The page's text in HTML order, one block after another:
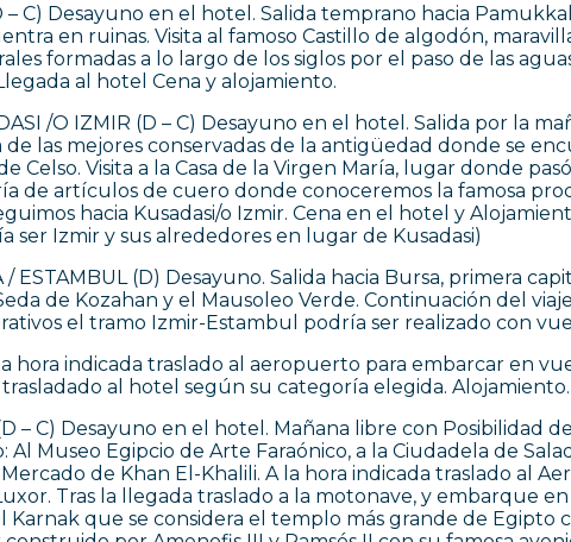
– C) Desayuno en el hotel. Salida temprano hacia
en ruinas. Visita al famoso Castillo de algodón,
formadas a lo largo de los siglos por el paso de las
al hotel Cena y alojamiento.
/O IZMIR (D – C) Desayuno en el hotel. Salida por la
las mejores conservadas de la antigüedad donde se
Celso. Visita a la Casa de la Virgen María, lugar donde
de artículos de cuero donde conoceremos la famosa
hacia Kusadasi/o Izmir. Cena en el hotel y
Izmir y sus alrededores en lugar de Kusadasi)
/ ESTAMBUL (D) Desayuno. Salida hacia Bursa, primera
de Kozahan y el Mausoleo Verde. Continuación del
el tramo Izmir-Estambul podría ser realizado con
la hora indicada traslado al aeropuerto para embarcar en
trasladado al hotel según su categoría elegida. Alojamiento.
(D – C) Desayuno en el hotel. Mañana libre con Posibilidad
Al Museo Egipcio de Arte Faraónico, a la Ciudadela de
de Khan El-Khalili. A la hora indicada traslado al
Tras la llegada traslado a la motonave, y embarque
que se considera el templo más grande de Egipto